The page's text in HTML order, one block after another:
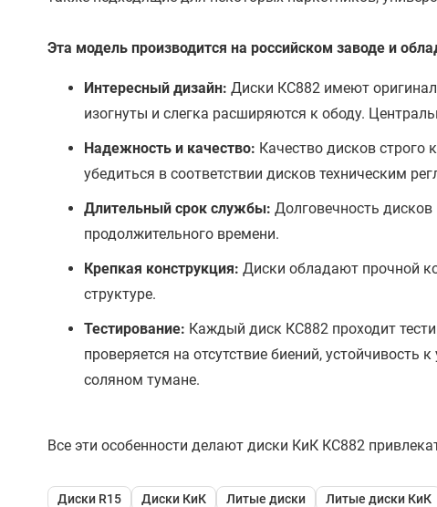
Эта модель производится на российском заводе и
Интересный дизайн: Диски КС882 имеют
изогнуты и слегка расширяются к ободу.
Надежность и качество: Качество дисков строго
убедиться в соответствии дисков техническим
Длительный срок службы: Долговечность дисков
продолжительного времени.
Крепкая конструкция: Диски обладают прочной
структуре.
Тестирование: Каждый диск КС882 проходит
проверяется на отсутствие биений,
соляном тумане.
Все эти особенности делают диски КиК КС882
Диски R15 Диски КиК Литые диски Литые диски КиК